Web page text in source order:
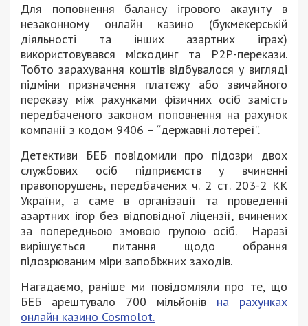
Для поповнення балансу ігрового акаунту в
незаконному онлайн казино (букмекерській
діяльності та інших азартних іграх)
використовувався міскодинг та Р2Р-перекази.
Тобто зарахування коштів відбувалося у вигляді
підміни призначення платежу або звичайного
переказу між рахунками фізичних осіб замість
передбаченого законом поповнення на рахунок
компанії з кодом 9406 – “державні лотереї”.
Детективи БЕБ повідомили про підозри двох
службових осіб підприємств у вчиненні
правопорушень, передбачених ч. 2 ст. 203-2 КК
України, а саме в організації та проведенні
азартних ігор без відповідної ліцензії, вчинених
за попередньою змовою групою осіб. Наразі
вирішується питання щодо обрання
підозрюваним міри запобіжних заходів.
Нагадаємо, раніше ми повідомляли про те, що
БЕБ арештувало 700 мільйонів на рахунках
онлайн казино Cosmolot.